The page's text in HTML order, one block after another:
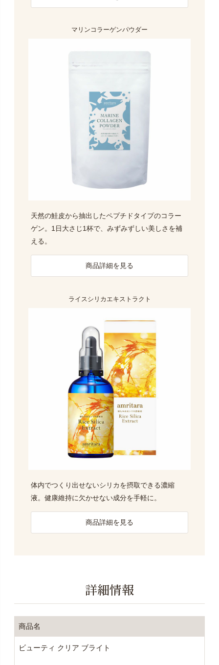
マリンコラーゲンパウダー
天然の鮭皮から抽出したペプチドタイプのコラー
ゲン。1日大さじ1杯で、みずみずしい美しさを補
える。
商品詳細を見る
ライスシリカエキストラクト
体内でつくり出せないシリカを摂取できる濃縮
液。健康維持に欠かせない成分を手軽に。
商品詳細を見る
詳細情報
商品名
ビューティ クリア ブライト